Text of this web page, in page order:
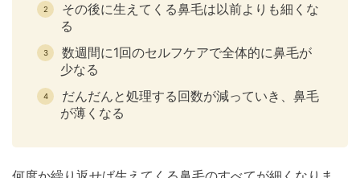
その後に生えてくる鼻毛は以前よりも細くな
る
数週間に1回のセルフケアで全体的に鼻毛が
少なる
だんだんと処理する回数が減っていき、鼻毛
が薄くなる